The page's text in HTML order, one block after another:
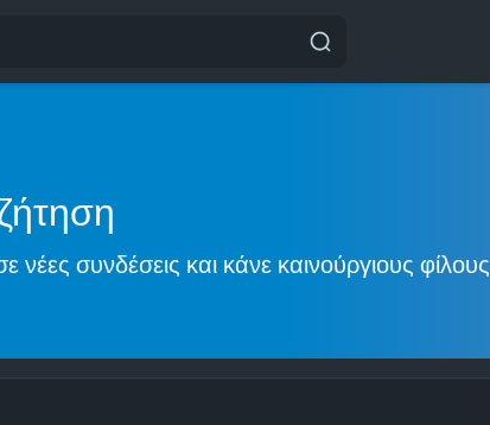
συνδέσεις και κάνε καινούργιους φίλους